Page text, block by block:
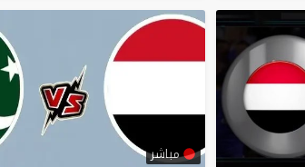
مباشر